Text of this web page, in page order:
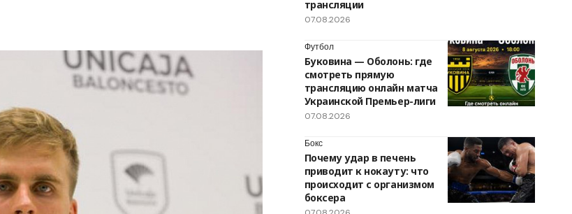
трансляции
07.08.2026
Футбол
Буковина — Оболонь: где
смотреть прямую
трансляцию онлайн матча
Украинской Премьер-лиги
07.08.2026
Бокс
Почему удар в печень
приводит к нокауту: что
происходит с организмом
боксера